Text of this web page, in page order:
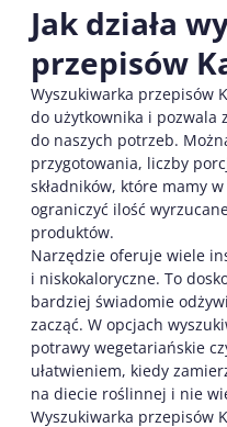
Jak działa
przepisów
Wyszukiwarka przepisów
do użytkownika i pozwala
do naszych potrzeb.
przygotowania, liczby
składników, które mamy
ograniczyć ilość
produktów.
Narzędzie oferuje wiele
i niskokaloryczne. To
bardziej świadomie
zacząć. W opcjach
potrawy wegetariańskie
ułatwieniem, kiedy
na diecie roślinnej i nie
Wyszukiwarka przepisów